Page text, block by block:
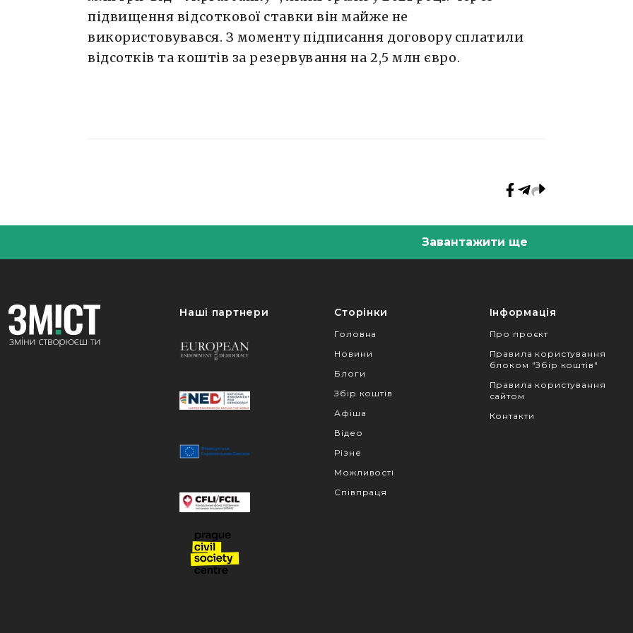
підвищення відсоткової ставки він майже не
використовувався. З моменту підписання договору сплатили
відсотків та коштів за резервування на 2,5 млн євро.
Завантажити ще
Наші партнери Сторінки
Головна
Новини
Блоги
Збір коштів
Афіша
Відео
Різне
Можливості
Співпраця
Інформація
Про проєкт
Правила користування
блоком "Збір коштів"
Правила користування
сайтом
Контакти